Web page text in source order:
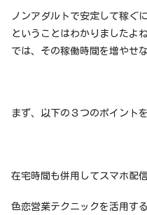
ノンアダルトで安定して稼ぐ
ということはわかりましたよね
では、その稼働時間を増やせ
まず、以下の３つのポイント
在宅時間も併用してスマホ配
色恋営業テクニックを活用する